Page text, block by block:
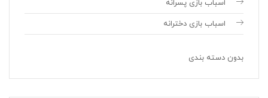
اسباب بازی پسرانه
اسباب بازی دخترانه
بدون دسته بندی